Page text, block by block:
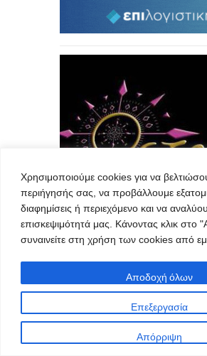
Χρησιμοποιούμε cookies για να
περιήγησής σας, να προβάλλουμε
διαφημίσεις ή περιεχόμενο και να
επισκεψιμότητά μας. Κάνοντας κλικ στο
συναινείτε στη χρήση των cookies από
Επεξεργασία
Απόρριψη
Αποδοχή όλων